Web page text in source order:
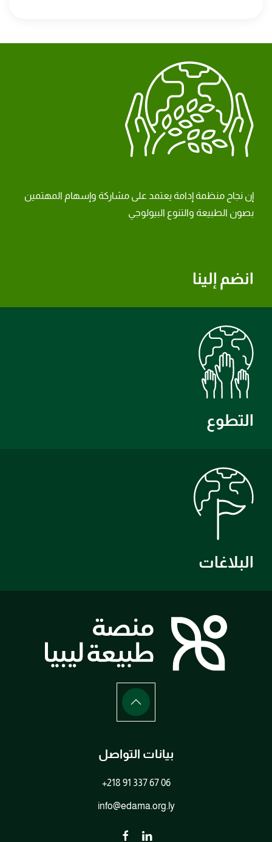
انضم إلينا
إن نجاح منظمة إدامة يعتمد على مشاركة وإسهام المهتمين
بصون الطبيعة والتنوع البيولوجي
التطوع
البلاغات
بيانات التواصل
+218 91 337 67 06
info@edama.org.ly